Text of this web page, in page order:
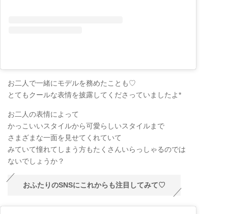
お二人で一緒にモデルを務めたことも♡
とてもクールな表情を披露してくださっていましたよ*
お二人の表情によって
かっこいいスタイルから可愛らしいスタイルまで
さまざまな一面を見せてくれていて
みていて憧れてしまう方もたくさんいらっしゃるのでは
ないでしょうか？
おふたりのSNSにこれからも注目してみて♡